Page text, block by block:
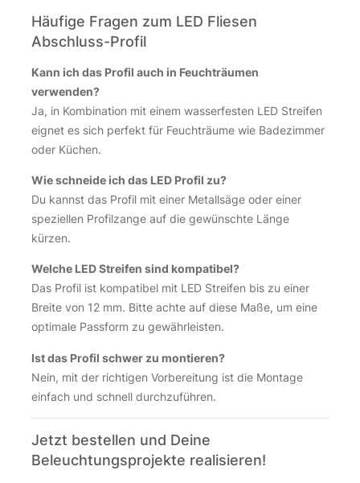
Häufige Fragen zum LED Fliesen
Abschluss-Profil
Kann ich das Profil auch in Feuchträumen
verwenden?
Ja, in Kombination mit einem wasserfesten LED Streifen
eignet es sich perfekt für Feuchträume wie Badezimmer
oder Küchen.
Wie schneide ich das LED Profil zu?
Du kannst das Profil mit einer Metallsäge oder einer
speziellen Profilzange auf die gewünschte Länge
kürzen.
Welche LED Streifen sind kompatibel?
Das Profil ist kompatibel mit LED Streifen bis zu einer
Breite von 12 mm. Bitte achte auf diese Maße, um eine
optimale Passform zu gewährleisten.
Ist das Profil schwer zu montieren?
Nein, mit der richtigen Vorbereitung ist die Montage
einfach und schnell durchzuführen.
Jetzt bestellen und Deine
Beleuchtungsprojekte realisieren!